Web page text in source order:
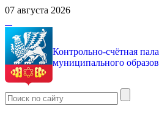
07 августа 2026
Контрольно-счётная
муниципального